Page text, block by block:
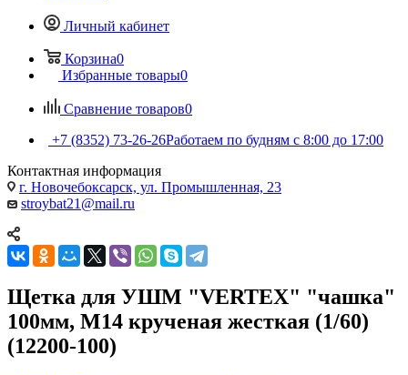
Личный кабинет
Корзина0
Избранные товары0
Сравнение товаров0
+7 (8352) 73-26-26Работаем по будням с 8:00 до 17:00
Контактная информация
г. Новочебоксарск, ул. Промышленная, 23
stroybat21@mail.ru
Щетка для УШМ "VERTEX" "чашка"
100мм, М14 крученая жесткая (1/60)
(12200-100)